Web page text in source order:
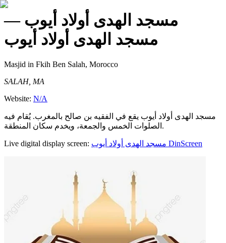
مسجد الهدى أولاد أيوب —
مسجد الهدى أولاد أيوب
Masjid in Fkih Ben Salah, Morocco
SALAH, MA
Website: N/A
مسجد الهدى أولاد أيوب يقع في الفقيه بن صالح بالمغرب. يُقام فيه
الصلوات الخمس والجمعة، ويخدم سكان المنطقة.
Live digital display screen: مسجد الهدى أولاد أيوب DinScreen